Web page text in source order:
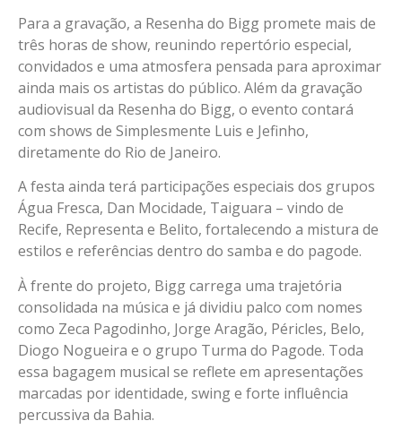
Para a gravação, a Resenha do Bigg promete mais de
três horas de show, reunindo repertório especial,
convidados e uma atmosfera pensada para aproximar
ainda mais os artistas do público. Além da gravação
audiovisual da Resenha do Bigg, o evento contará
com shows de Simplesmente Luis e Jefinho,
diretamente do Rio de Janeiro.
A festa ainda terá participações especiais dos grupos
Água Fresca, Dan Mocidade, Taiguara – vindo de
Recife, Representa e Belito, fortalecendo a mistura de
estilos e referências dentro do samba e do pagode.
À frente do projeto, Bigg carrega uma trajetória
consolidada na música e já dividiu palco com nomes
como Zeca Pagodinho, Jorge Aragão, Péricles, Belo,
Diogo Nogueira e o grupo Turma do Pagode. Toda
essa bagagem musical se reflete em apresentações
marcadas por identidade, swing e forte influência
percussiva da Bahia.